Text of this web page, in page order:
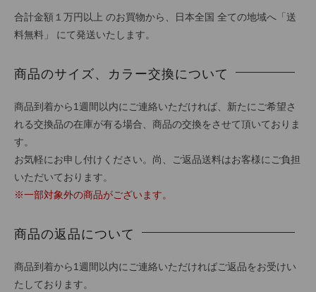
合計金額１万円以上 のお買物から、日本全国 全ての地域へ「送
料無料」 にて発送いたします。
商品のサイズ、カラー交換について
商品到着から1週間以内にご連絡いただければ、新たにご希望さ
れる交換品の在庫が有る場合、商品の交換をさせて頂いておりま
す。
お気軽にお申し付けください。尚、ご返品送料はお客様にご負担
いただいております。
※一部対象外の商品がございます。
商品の返品について
商品到着から1週間以内にご連絡いただければご返品をお受けい
たしております。